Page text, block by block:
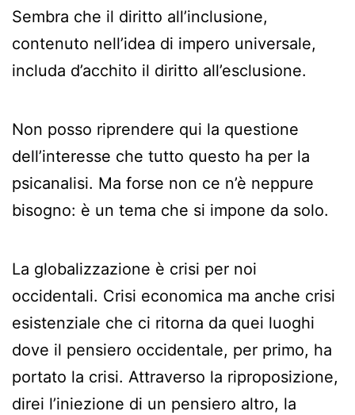
Sembra che il diritto all’inclusione,
contenuto nell’idea di impero universale,
includa d’acchito il diritto all’esclusione.
Non posso riprendere qui la questione
dell’interesse che tutto questo ha per la
psicanalisi. Ma forse non ce n’è neppure
bisogno: è un tema che si impone da solo.
La globalizzazione è crisi per noi
occidentali. Crisi economica ma anche crisi
esistenziale che ci ritorna da quei luoghi
dove il pensiero occidentale, per primo, ha
portato la crisi. Attraverso la riproposizione,
direi l’iniezione di un pensiero altro, la